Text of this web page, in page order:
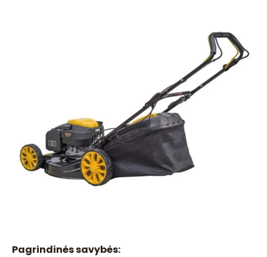
Pagrindinės savybės: